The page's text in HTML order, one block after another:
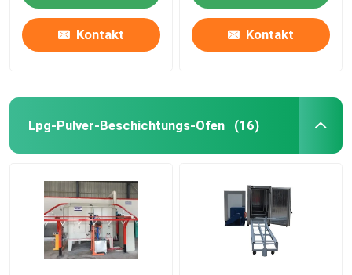
Kontakt Kontakt
Lpg-Pulver-Beschichtungs-Ofen (16)